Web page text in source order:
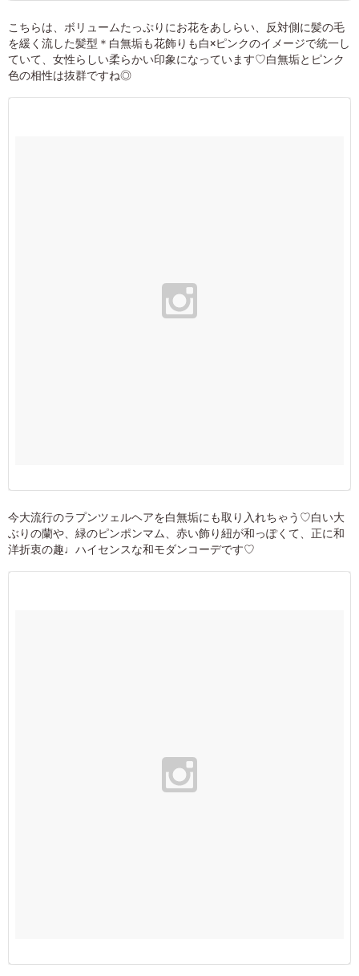
こちらは、ボリュームたっぷりにお花をあしらい、反対側に髪の毛
を緩く流した髪型＊白無垢も花飾りも白×ピンクのイメージで統一し
ていて、女性らしい柔らかい印象になっています♡白無垢とピンク
色の相性は抜群ですね◎
今大流行のラプンツェルヘアを白無垢にも取り入れちゃう♡白い大
ぶりの蘭や、緑のピンポンマム、赤い飾り紐が和っぽくて、正に和
洋折衷の趣♩ハイセンスな和モダンコーデです♡